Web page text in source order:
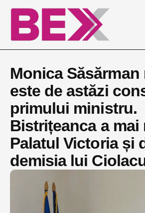
Monica Săsărman
este de astăzi
primului ministru.
Bistrițeanca a mai
Palatul Victoria și
demisia lui